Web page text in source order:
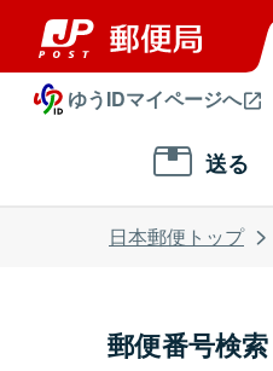
ゆうIDマイページへ
送る
日本郵便トップ
郵便番号検索